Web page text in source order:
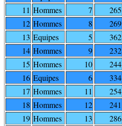
11 Hommes 7 265
12 Hommes 8 269
13 Equipes 5 362
14 Hommes 9 232
15 Hommes 10 244
16 Equipes 6 334
17 Hommes 11 254
18 Hommes 12 241
19 Hommes 13 286